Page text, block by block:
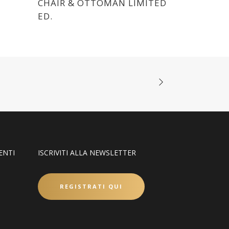
CHAIR & OTTOMAN LIMITED
ED.
ISCRIVITI ALLA NEWSLETTER
REGISTRATI QUI